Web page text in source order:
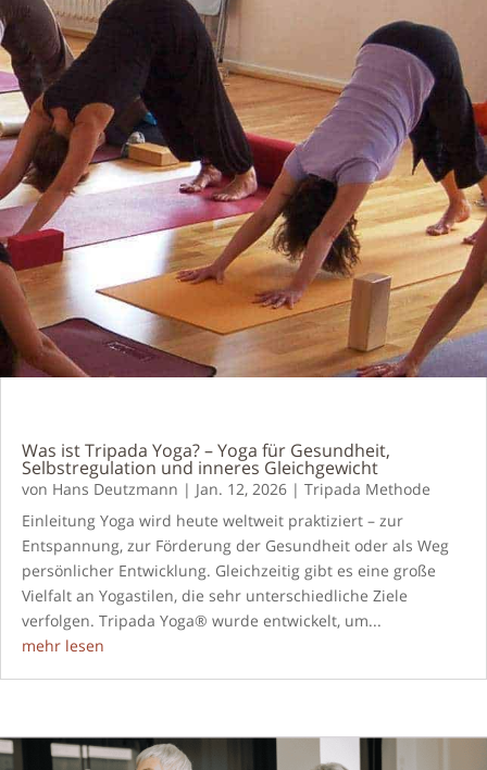
Was ist Tripada Yoga? – Yoga für Gesundheit,
Selbstregulation und inneres Gleichgewicht
von Hans Deutzmann | Jan. 12, 2026 | Tripada Methode
Einleitung Yoga wird heute weltweit praktiziert – zur
Entspannung, zur Förderung der Gesundheit oder als Weg
persönlicher Entwicklung. Gleichzeitig gibt es eine große
Vielfalt an Yogastilen, die sehr unterschiedliche Ziele
verfolgen. Tripada Yoga® wurde entwickelt, um...
mehr lesen